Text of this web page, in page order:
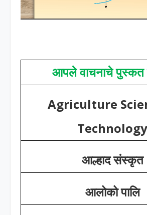
आपले वाचनाचे पुस्कत
Agriculture
Technology
आल्हाद संस्कृत
आलोको पालि